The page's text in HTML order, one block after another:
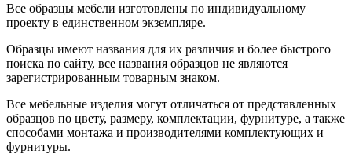
Все образцы мебели изготовлены по индивидуальному
проекту в единственном экземпляре.
Образцы имеют названия для их различия и более быстрого
поиска по сайту, все названия образцов не являются
зарегистрированным товарным знаком.
Все мебельные изделия могут отличаться от представленных
образцов по цвету, размеру, комплектации, фурнитуре, а также
способами монтажа и производителями комплектующих и
фурнитуры.